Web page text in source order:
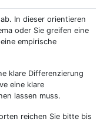
In dieser orientieren
oder Sie greifen eine
empirische
klare Differenzierung
eine klare
lassen muss.
reichen Sie bitte bis